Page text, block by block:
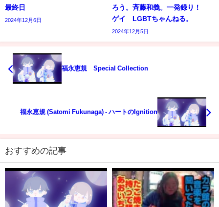
最終日
2024年12月6日
ろう。斉藤和義。一発録り！
ゲイ LGBTちゃんねる。
2024年12月5日
福永恵規 Special Collection
福永恵規 (Satomi Fukunaga) - ハートのIgnition
おすすめの記事